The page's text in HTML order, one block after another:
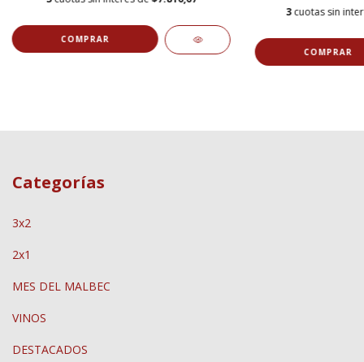
3 cuotas sin
Categorías
3x2
2x1
MES DEL MALBEC
VINOS
DESTACADOS